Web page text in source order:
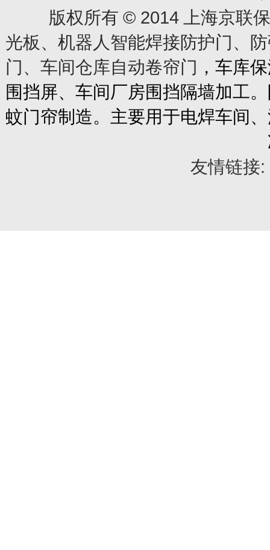
版权所有 © 2014上海京联
光板、机器人智能焊接防护门、
门、车间仓库自动卷帘门 ，车库
围挡屏、车间厂房围挡隔墙加工
蚊门帘制造。主要用于电焊车间
友情链接: